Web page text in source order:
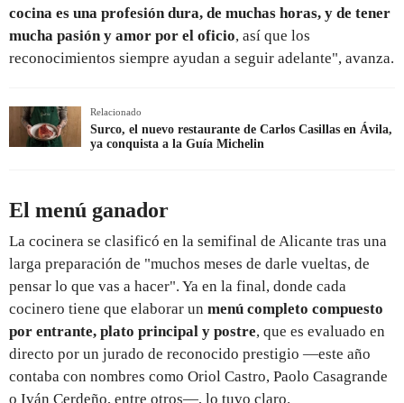
cocina es una profesión dura, de muchas horas, y de tener
mucha pasión y amor por el oficio, así que los
reconocimientos siempre ayudan a seguir adelante", avanza.
Relacionado
Surco, el nuevo restaurante de Carlos Casillas en Ávila,
ya conquista a la Guía Michelin
El menú ganador
La cocinera se clasificó en la semifinal de Alicante tras una
larga preparación de "muchos meses de darle vueltas, de
pensar lo que vas a hacer". Ya en la final, donde cada
cocinero tiene que elaborar un menú completo compuesto
por entrante, plato principal y postre, que es evaluado en
directo por un jurado de reconocido prestigio —este año
contaba con nombres como Oriol Castro, Paolo Casagrande
o Iván Cerdeño, entre otros—, lo tuvo claro.